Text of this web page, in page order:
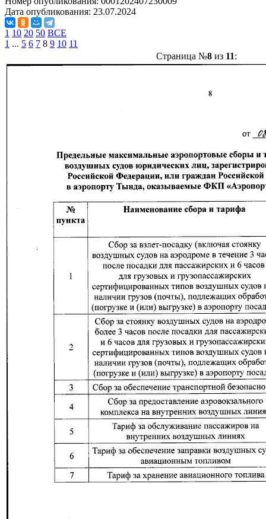
Дата опубликования: 23.07.2024
1 10 20 50 ВСЕ
1 ... 5 6 7 8 9 10 11
Страница №8 из 11: